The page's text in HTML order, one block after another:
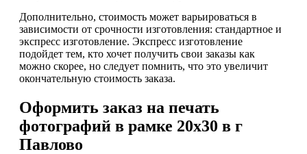
Дополнительно, стоимость может варьироваться в
зависимости от срочности изготовления: стандартное и
экспресс изготовление. Экспресс изготовление
подойдет тем, кто хочет получить свои заказы как
можно скорее, но следует помнить, что это увеличит
окончательную стоимость заказа.
Оформить заказ на печать
фотографий в рамке 20х30 в г
Павлово